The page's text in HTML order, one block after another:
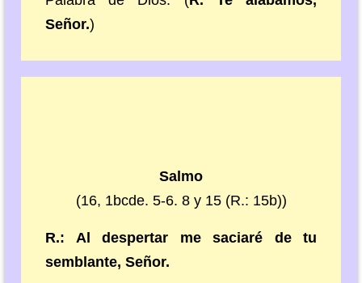
Señor.)
Salmo
(16, 1bcde. 5-6. 8 y 15 (R.: 15b))
R.: Al despertar me saciaré de tu
semblante, Señor.